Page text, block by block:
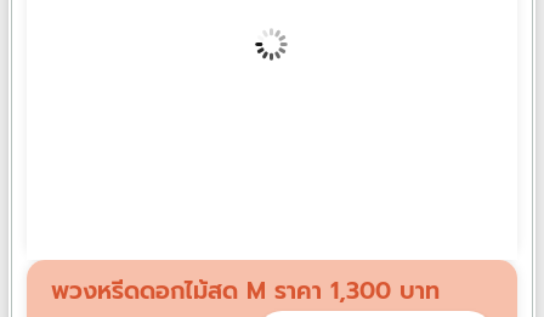
พวงหรีดดอกไม้สด M ราคา 1,300 บาท